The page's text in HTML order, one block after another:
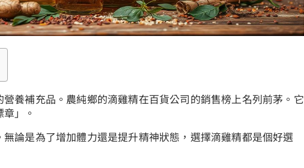
養補充品。農純鄉的滴雞精在百貨公司的銷售榜上名列前茅。它
」。
論是為了增加體力還是提升精神狀態，選擇滴雞精都是個好選